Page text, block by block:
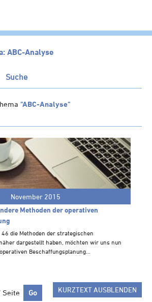
LEISTUNGEN
SERVICE
Klienten-Info
Management-Info
Ärzte-Info
Gastronomie-Info
Vermieter-Info
Steuern A-Z
Videoarchiv
ABC-Analyse
Suche
"ABC-Analyse"
November 2015
Methoden der operativen
die Methoden der strategischen
dargestellt haben, möchten wir uns nun
Beschaffungsplanung...
Seite KURZTEXT AUSBLENDEN